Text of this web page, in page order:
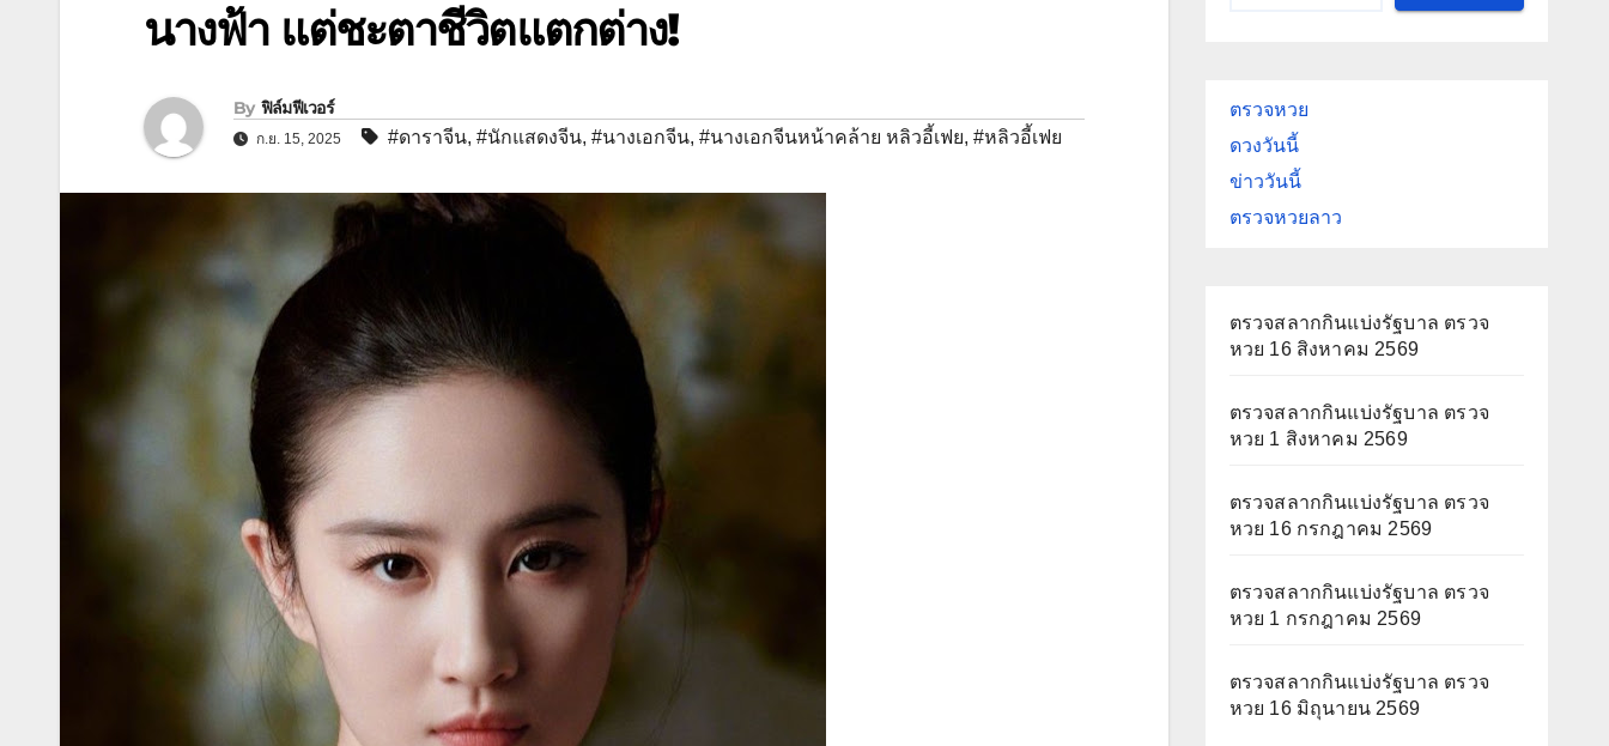
นางฟ้า แต่ชะตาชีวิตแตกต่าง!
By ฟิล์มฟีเวอร์
ก.ย. 15, 2025 #ดาราจีน, #นักแสดงจีน, #นางเอกจีน, #นางเอกจีนหน้าคล้าย หลิวอี้เฟย, #หลิวอี้เฟย
ตรวจหวย
ดวงวันนี้
ข่าววันนี้
ตรวจหวยลาว
ตรวจสลากกินแบ่งรัฐบาล ตรวจ
หวย 16 สิงหาคม 2569
ตรวจสลากกินแบ่งรัฐบาล ตรวจ
หวย 1 สิงหาคม 2569
ตรวจสลากกินแบ่งรัฐบาล ตรวจ
หวย 16 กรกฎาคม 2569
ตรวจสลากกินแบ่งรัฐบาล ตรวจ
หวย 1 กรกฎาคม 2569
ตรวจสลากกินแบ่งรัฐบาล ตรวจ
หวย 16 มิถุนายน 2569